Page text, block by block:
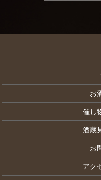
お
催し
酒蔵
お
アク